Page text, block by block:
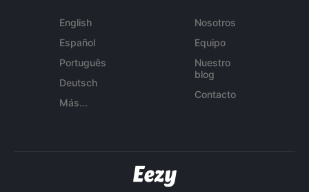
English
Español
Português
Deutsch
Más...
Nosotros
Equipo
Nuestro
blog
Contacto